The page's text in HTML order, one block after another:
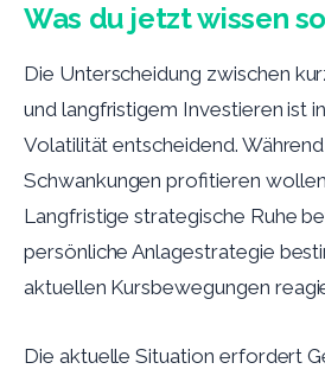
Was du jetzt wissen
Die Unterscheidung zwischen
und langfristigem Investieren ist
Volatilität entscheidend.
Schwankungen profitieren
Langfristige strategische Ruhe
persönliche Anlagestrategie
aktuellen Kursbewegungen
Die aktuelle Situation erfordert